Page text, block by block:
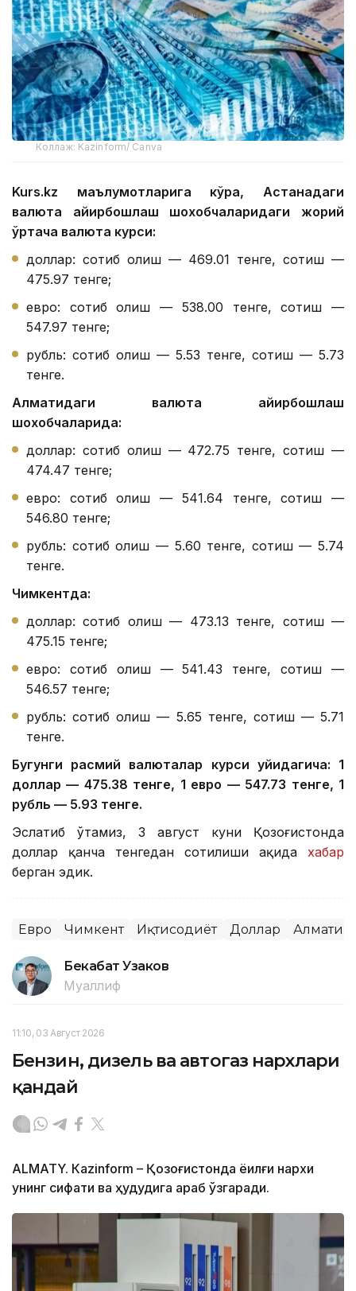
Коллаж: Kazinform/ Canva
Kurs.kz маълумотларига кўра, Астанадаги
валюта айирбошлаш шохобчаларидаги жорий
ўртача валюта курси:
доллар: сотиб олиш — 469.01 тенге, сотиш —
475.97 тенге;
евро: сотиб олиш — 538.00 тенге, сотиш —
547.97 тенге;
рубль: сотиб олиш — 5.53 тенге, сотиш — 5.73
тенге.
Алматидаги валюта айирбошлаш
шохобчаларида:
доллар: сотиб олиш — 472.75 тенге, сотиш —
474.47 тенге;
евро: сотиб олиш — 541.64 тенге, сотиш —
546.80 тенге;
рубль: сотиб олиш — 5.60 тенге, сотиш — 5.74
тенге.
Чимкентда:
доллар: сотиб олиш — 473.13 тенге, сотиш —
475.15 тенге;
евро: сотиб олиш — 541.43 тенге, сотиш —
546.57 тенге;
рубль: сотиб олиш — 5.65 тенге, сотиш — 5.71
тенге.
Бугунги расмий валюталар курси қуйидагича: 1
доллар — 475.38 тенге, 1 евро — 547.73 тенге, 1
рубль — 5.93 тенге.
Эслатиб ўтамиз, 3 август куни Қозоғистонда
доллар қанча тенгедан сотилиши ҳақида хабар
берган эдик.
Евро Чимкент Иқтисодиёт Доллар Алмати
Бекабат Узаков
Муаллиф
11:10, 03 Август 2026
Бензин, дизель ва автогаз нархлари
қандай
ALMATY. Кazinform – Қозоғистонда ёқилғи нархи
унинг сифати ва ҳудудига қараб ўзгаради.